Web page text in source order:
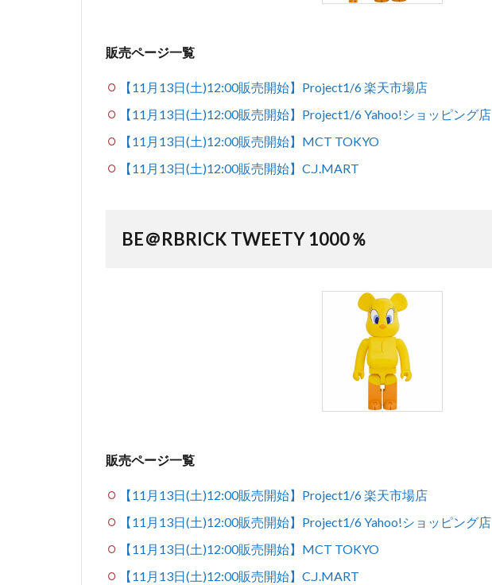
販売ページ一覧
【11月13日(土)12:00販売開始】Project1/6 楽天市場店
【11月13日(土)12:00販売開始】Project1/6 Yahoo!ショッピング店
【11月13日(土)12:00販売開始】MCT TOKYO
【11月13日(土)12:00販売開始】C.J.MART
BE＠RBRICK TWEETY 1000％
販売ページ一覧
【11月13日(土)12:00販売開始】Project1/6 楽天市場店
【11月13日(土)12:00販売開始】Project1/6 Yahoo!ショッピング店
【11月13日(土)12:00販売開始】MCT TOKYO
【11月13日(土)12:00販売開始】C.J.MART